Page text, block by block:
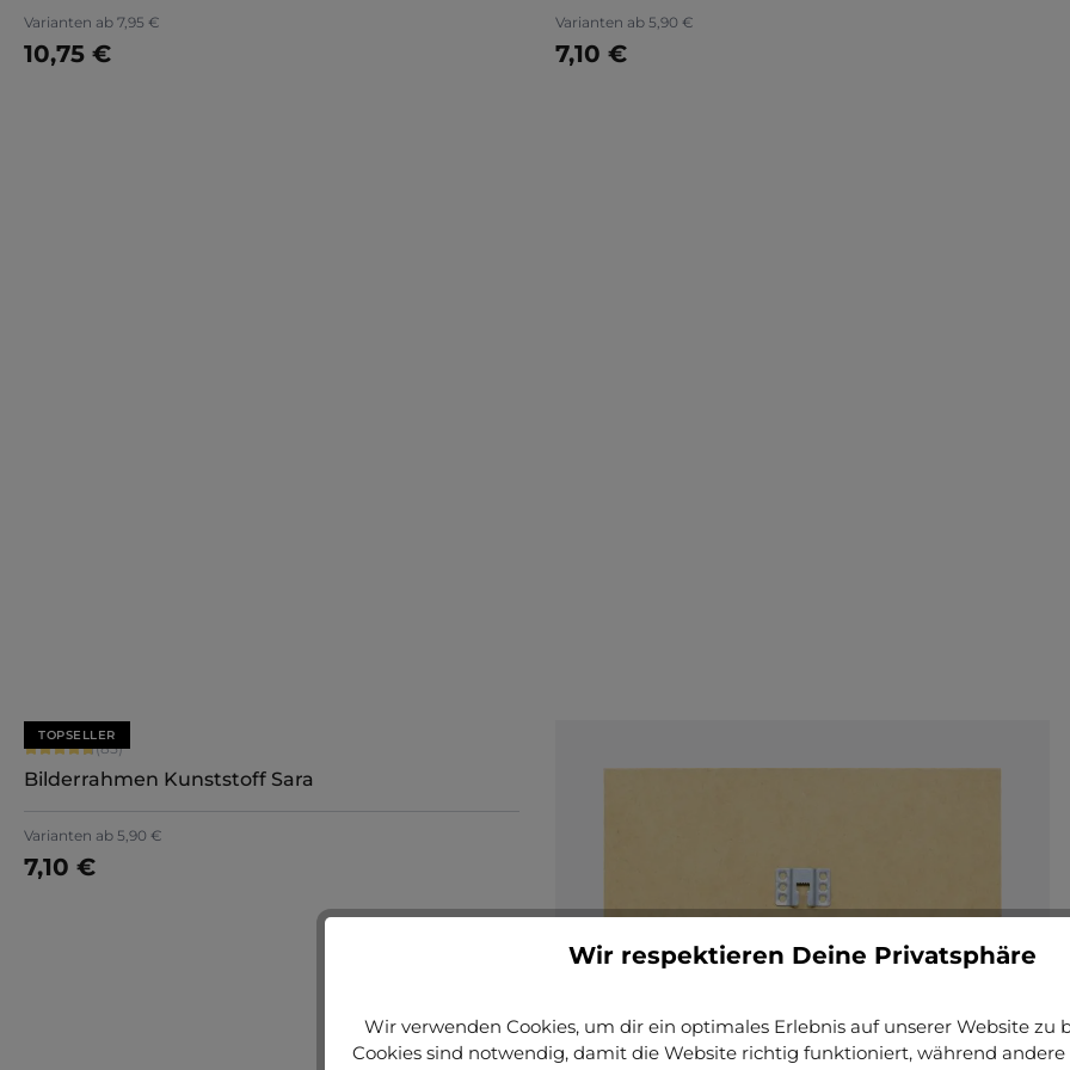
Varianten ab 7,95 €
10,75 €
Varianten ab5,90 €
7,10 €
TOPSELLER
Durchschnittliche Bewertung von 4.71 von 5 Sternen
(85)
Bilderrahmen Kunststoff Sara
Varianten ab 5,90 €
7,10 €
Wir respektieren Deine Privatsphäre
Wir verwenden Cookies, um dir ein optimales Erlebnis auf unserer Website zu
Cookies sind notwendig, damit die Website richtig funktioniert, während andere